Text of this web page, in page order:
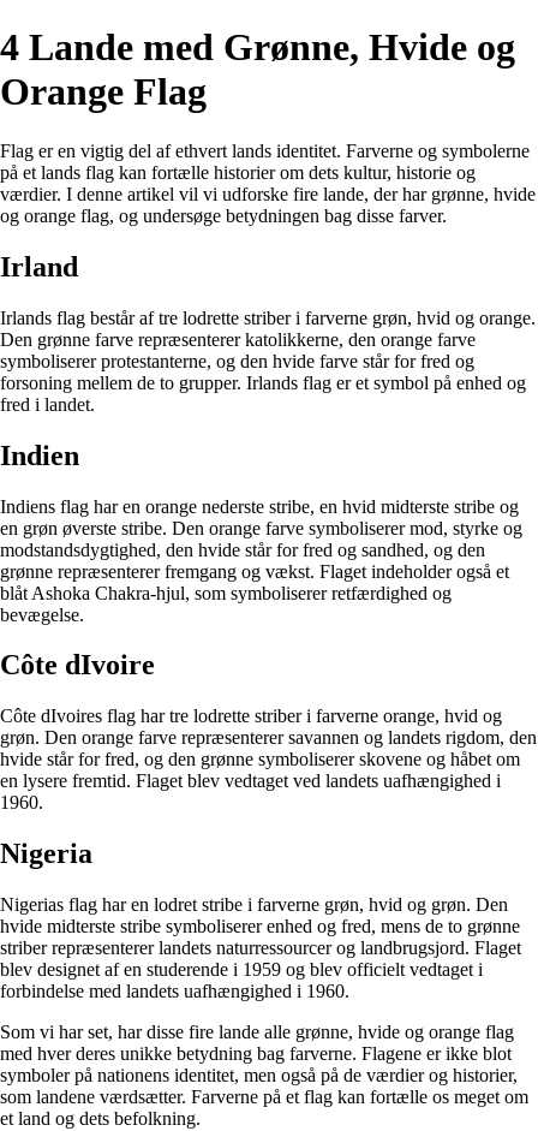
4 Lande med Grønne, Hvide og
Orange Flag
Flag er en vigtig del af ethvert lands identitet. Farverne og symbolerne
på et lands flag kan fortælle historier om dets kultur, historie og
værdier. I denne artikel vil vi udforske fire lande, der har grønne, hvide
og orange flag, og undersøge betydningen bag disse farver.
Irland
Irlands flag består af tre lodrette striber i farverne grøn, hvid og orange.
Den grønne farve repræsenterer katolikkerne, den orange farve
symboliserer protestanterne, og den hvide farve står for fred og
forsoning mellem de to grupper. Irlands flag er et symbol på enhed og
fred i landet.
Indien
Indiens flag har en orange nederste stribe, en hvid midterste stribe og
en grøn øverste stribe. Den orange farve symboliserer mod, styrke og
modstandsdygtighed, den hvide står for fred og sandhed, og den
grønne repræsenterer fremgang og vækst. Flaget indeholder også et
blåt Ashoka Chakra-hjul, som symboliserer retfærdighed og
bevægelse.
Côte dIvoire
Côte dIvoires flag har tre lodrette striber i farverne orange, hvid og
grøn. Den orange farve repræsenterer savannen og landets rigdom, den
hvide står for fred, og den grønne symboliserer skovene og håbet om
en lysere fremtid. Flaget blev vedtaget ved landets uafhængighed i
1960.
Nigeria
Nigerias flag har en lodret stribe i farverne grøn, hvid og grøn. Den
hvide midterste stribe symboliserer enhed og fred, mens de to grønne
striber repræsenterer landets naturressourcer og landbrugsjord. Flaget
blev designet af en studerende i 1959 og blev officielt vedtaget i
forbindelse med landets uafhængighed i 1960.
Som vi har set, har disse fire lande alle grønne, hvide og orange flag
med hver deres unikke betydning bag farverne. Flagene er ikke blot
symboler på nationens identitet, men også på de værdier og historier,
som landene værdsætter. Farverne på et flag kan fortælle os meget om
et land og dets befolkning.